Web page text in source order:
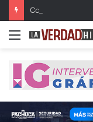
Menu